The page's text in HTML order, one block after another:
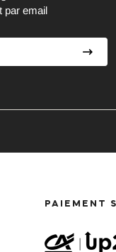
par email
PAIEMENT